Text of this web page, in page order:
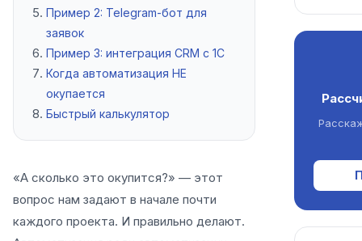
Пример 2: Telegram-бот для
заявок
Пример 3: интеграция CRM с 1С
Когда автоматизация НЕ
окупается
Быстрый калькулятор
«А сколько это окупится?» — этот
вопрос нам задают в начале почти
каждого проекта. И правильно делают.